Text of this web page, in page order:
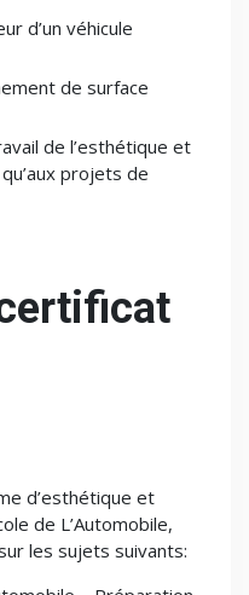
d’un véhicule
de surface
de l’esthétique et
projets de
d’esthétique et
de L’Automobile,
les sujets suivants: